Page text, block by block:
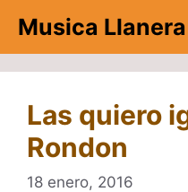
contenido
Musica Llanera
Las quiero
Rondon
18 enero, 2016